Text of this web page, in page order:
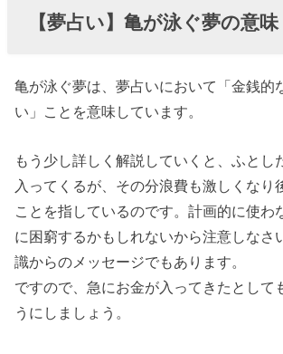
【夢占い】亀が泳ぐ夢の意味
亀が泳ぐ夢は、夢占いにおいて「金銭的
い」ことを意味しています。
もう少し詳しく解説していくと、ふとし
入ってくるが、その分浪費も激しくなり
ことを指しているのです。計画的に使わ
に困窮するかもしれないから注意しなさ
識からのメッセージでもあります。
ですので、急にお金が入ってきたとして
うにしましょう。